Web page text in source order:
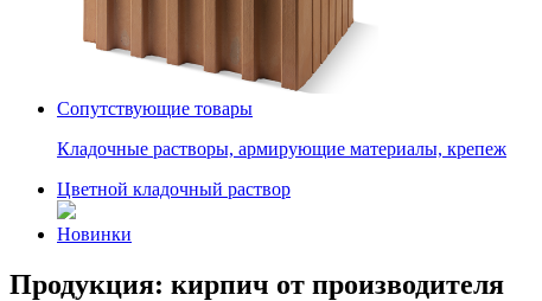
Сопутствующие товары
Кладочные растворы, армирующие материалы, крепеж
Цветной кладочный раствор
Новинки
Продукция: кирпич от производителя